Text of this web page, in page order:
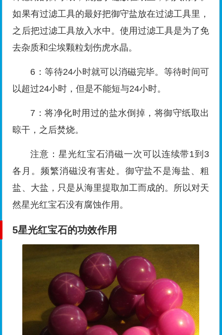
如果有过滤工具的最好把御守盐放在过滤工具里，
之后把过滤工具放入水中。使用过滤工具是为了免
去杂质和尘埃颗粒划伤虎水晶。
6：等待24小时就可以消磁完毕。等待时间可
以超过24小时，但是不能短与24小时。
7：将净化时用过的盐水倒掉，将御守纸取出
晾干，之后焚烧。
注意：星光红宝石消磁一次可以连续带1到3
各月。频繁消磁没有害处。御守盐不是海盐、粗
盐、大盐，只是从海里提取加工而成的。所以对天
然星光红宝石没有腐蚀作用。
5星光红宝石的功效作用